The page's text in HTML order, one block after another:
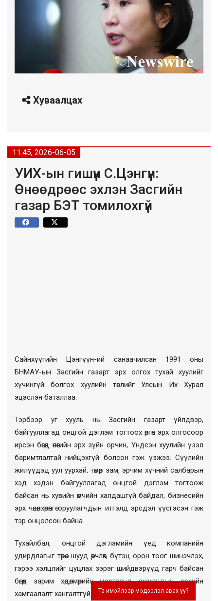
Хуваалцах
11:45, 2026-06-05
УИХ-ын гишүүн С.Цэнгүүн:
Өнөөдрөөс эхлэн Засгийн
газар БЭТ томилохгүй
Сайнхүүгийн Цэнгүүн-ий санаачилсан 1991 оны
БНМАУ-ын Засгийн газарт эрх олгох тухай хуулийг
хүчингүй болгох хуулийн төслийг Улсын Их Хурал
эцэслэн баталлаа.
Тэрбээр уг хууль нь Засгийн газарт үйлдвэр,
байгууллагад онцгой дэглэм тогтоох өргөн эрх олгосоор
ирсэн бөгөөд өнөөгийн эрх зүйн орчин, Үндсэн хуулийн үзэл
баримтлалтай нийцэхгүй болсон гэж үзжээ. Сүүлийн
жилүүдэд уул уурхай, төмөр зам, эрчим хүчний салбарын
хэд хэдэн байгууллагад онцгой дэглэм тогтоож
байсан нь хувийн өмчийн халдашгүй байдал, бизнесийн
эрх чөлөө, хөрөнгө оруулагчдын итгэлд эрсдэл үүсгэсэн гэж
тэр онцолсон байна.
Тухайлбал, онцгой дэглэмийн үед компанийн
удирдлагыг төрөөс шууд өөрчлөх, бүтэц орон тоог шинэчлэх,
гэрээ хэлцлийг цуцлах зэрэг шийдвэрүүд гарч байсан
бөгөөд зарим хөдөлмөрийн маргаанд ажилчдын эрхийн
хамгаалалт хангалтгүй байсан жишээ бий аж.
Та имэйлээр мэдээлэл авах уу?